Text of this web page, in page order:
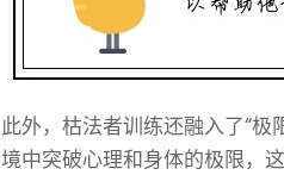
此外，枯法者训练还融入了“
境中突破心理和身体的极限，